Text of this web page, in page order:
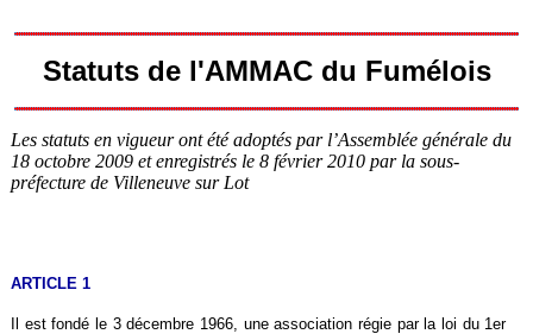
Statuts de l'AMMAC du Fumélois
Les statuts en vigueur ont été adoptés par l’Assemblée générale du
18 octobre 2009 et enregistrés le 8 février 2010 par la sous-
préfecture de Villeneuve sur Lot
ARTICLE 1
Il est fondé le 3 décembre 1966, une association régie par la loi du 1er